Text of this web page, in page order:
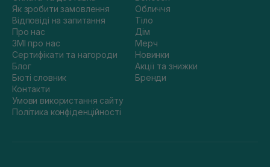
Як зробити замовлення
Відповіді на запитання
Про нас
ЗМІ про нас
Сертифікати та нагороди
Блог
Бюті словник
Контакти
Умови використання сайту
Політика конфіденційності
Обличчя
Тіло
Дім
Мерч
Новинки
Акції та знижки
Бренди